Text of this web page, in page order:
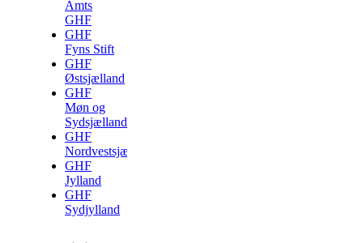
Amts
GHF
GHF
Fyns Stift
GHF
Østsjælland
GHF
Møn og
Sydsjælland
GHF
Nordvestsjælland
GHF
Jylland
GHF
Sydjylland